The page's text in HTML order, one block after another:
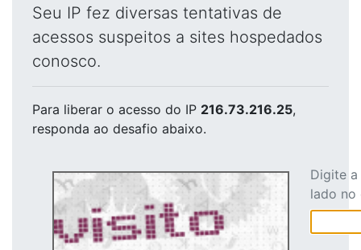
Seu IP fez diversas tentativas de
acessos suspeitos a sites hospedados
conosco.
Para liberar o acesso do IP 216.73.216.25,
responda ao desafio abaixo.
Digite
lado no